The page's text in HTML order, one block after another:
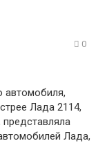
0
автомобиля,
Лада 2114,
представляла
Лада,